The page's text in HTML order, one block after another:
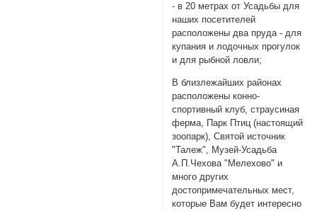
- в 20 метрах от Усадьбы для
наших посетителей
расположены два пруда - для
купания и лодочных прогулок
и для рыбной ловли;
В близлежайших районах
расположены конно-
спортивный клуб, страусиная
ферма, Парк Птиц (настоящий
зоопарк), Святой источник
"Талеж", Музей-Усадьба
А.П.Чехова "Мелехово" и
много других
достопримечательных мест,
которые Вам будет интересно